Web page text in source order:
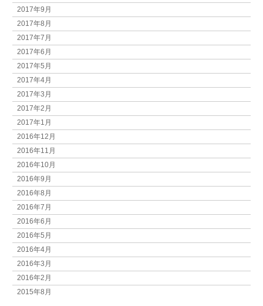
2017年9月
2017年8月
2017年7月
2017年6月
2017年5月
2017年4月
2017年3月
2017年2月
2017年1月
2016年12月
2016年11月
2016年10月
2016年9月
2016年8月
2016年7月
2016年6月
2016年5月
2016年4月
2016年3月
2016年2月
2015年8月